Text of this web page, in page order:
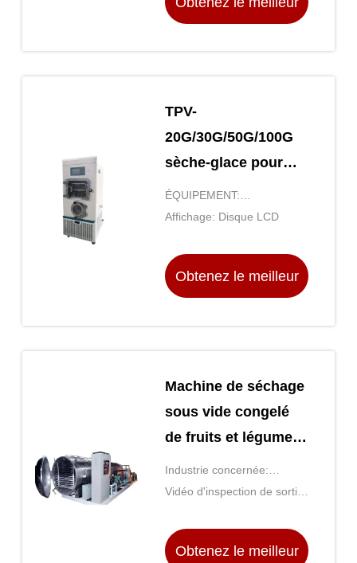
TPV-
20G/30G/50G/100G
sèche-glace pour
l'automatisation et la
prévention de la
échantillons
ÉQUIPEMENT:
Lyophilisateur sous vide
Affichage: Disque LCD
Obtenez le meilleur
Machine de séchage
sous vide congelé
de fruits et légumes
lyophilisateur séché
Industrie concernée:
Fabrique d'aliments et de
restaurant, commerce de
détail, magasin d'aliments,
Vidéo d'inspection de sortie:
Obtenez le meilleur